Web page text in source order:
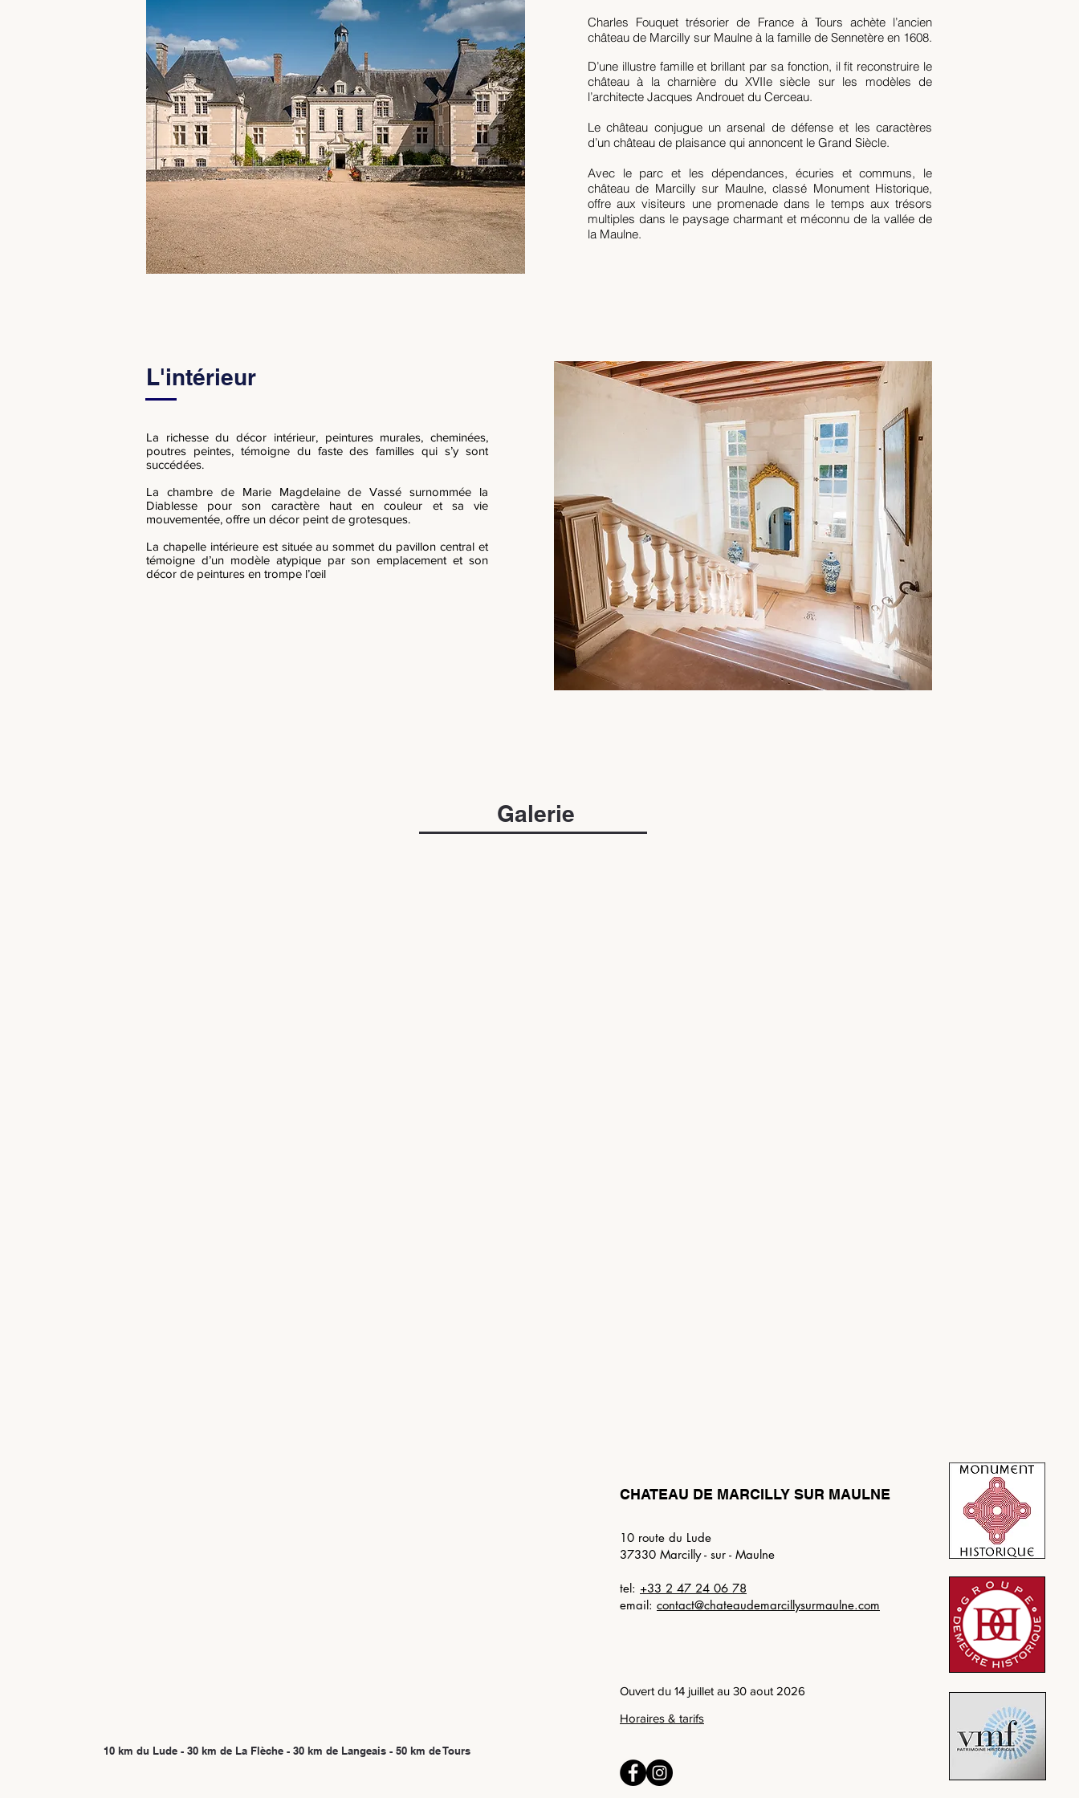
Charles Fouquet trésorier de France à Tours achète l’ancien
château de Marcilly sur Maulne à la famille de Sennetère en 1608.
D’une illustre famille et brillant par sa fonction, il fit reconstruire le
château à la charnière du XVIIe siècle sur les modèles de
l’architecte Jacques Androuet du Cerceau.
Le château conjugue un arsenal de défense et les caractères
d’un château de plaisance qui annoncent le Grand Siècle.
Avec le parc et les dépendances, écuries et communs, le
château de Marcilly sur Maulne, classé Monument Historique,
offre aux visiteurs une promenade dans le temps aux trésors
multiples dans le paysage charmant et méconnu de la vallée de
la Maulne.
L'intérieur
La richesse du décor intérieur, peintures murales, cheminées,
poutres peintes, témoigne du faste des familles qui s’y sont
succédées.
La chambre de Marie Magdelaine de Vassé surnommée la
Diablesse pour son caractère haut en couleur et sa vie
mouvementée, offre un décor peint de grotesques.
La chapelle intérieure est située au sommet du pavillon central et
témoigne d’un modèle atypique par son emplacement et son
décor de peintures en trompe l’œil
Galerie
CHATEAU DE MARCILLY SUR MAULNE
10 route du Lude
37330 Marcilly - sur - Maulne
tel: +33 2 47 24 06 78
email: contact@chateaudemarcillysurmaulne.com
Ouvert du 14 juillet au 30 aout 2026
Horaires & tarifs
10 km du Lude - 30 km de La Flèche - 30 km de Langeais - 50 km de Tours